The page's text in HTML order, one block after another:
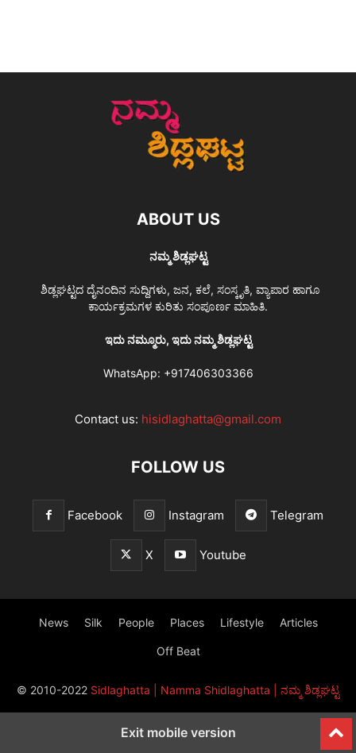
ABOUT US
ನಮ್ಮ ಶಿಡ್ಲಘಟ್ಟ
ಶಿಡ್ಲಘಟ್ಟದ ದೈನಂದಿನ ಸುದ್ದಿಗಳು, ಜನ, ಕಲೆ, ಸಂಸ್ಕೃತಿ, ವ್ಯಾಪಾರ ಹಾಗೂ
ಕಾರ್ಯಕ್ರಮಗಳ ಕುರಿತು ಸಂಪೂರ್ಣ ಮಾಹಿತಿ.
ಇದು ನಮ್ಮೂರು, ಇದು ನಮ್ಮ ಶಿಡ್ಲಘಟ್ಟ
WhatsApp: +917406303366
Contact us: hisidlaghatta@gmail.com
FOLLOW US
Facebook Instagram Telegram
X Youtube
News Silk People Places Lifestyle Articles
Off Beat
© 2010-2022 Sidlaghatta | Namma Shidlaghatta | ನಮ್ಮ ಶಿಡ್ಲಘಟ್ಟ
Exit mobile version